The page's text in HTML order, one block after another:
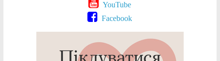
YouTube
Facebook